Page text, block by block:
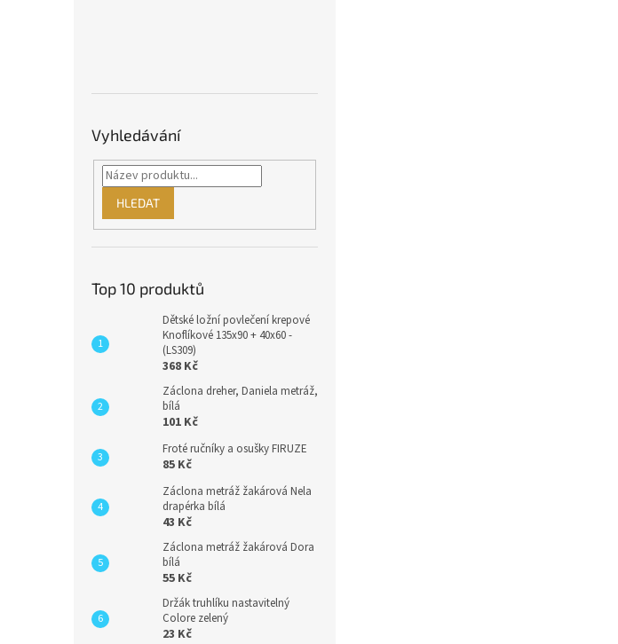
Vyhledávání
HLEDAT
Top 10 produktů
Dětské ložní povlečení krepové
Knoflíkové 135x90 + 40x60 -
(LS309)
368 Kč
Záclona dreher, Daniela metráž,
bílá
101 Kč
Froté ručníky a osušky FIRUZE
85 Kč
Záclona metráž žakárová Nela
drapérka bílá
43 Kč
Záclona metráž žakárová Dora
bílá
55 Kč
Držák truhlíku nastavitelný
Colore zelený
23 Kč